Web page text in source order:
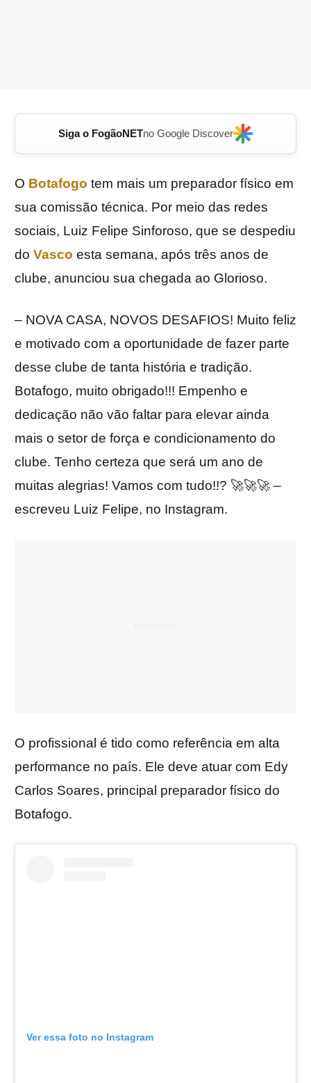
Siga o FogãoNETno Google Discover
O Botafogo tem mais um preparador físico em
sua comissão técnica. Por meio das redes
sociais, Luiz Felipe Sinforoso, que se despediu
do Vasco esta semana, após três anos de
clube, anunciou sua chegada ao Glorioso.
– NOVA CASA, NOVOS DESAFIOS! Muito feliz
e motivado com a oportunidade de fazer parte
desse clube de tanta história e tradição.
Botafogo, muito obrigado!!! Empenho e
dedicação não vão faltar para elevar ainda
mais o setor de força e condicionamento do
clube. Tenho certeza que será um ano de
muitas alegrias! Vamos com tudo!!? 🚀🚀🚀 –
escreveu Luiz Felipe, no Instagram.
O profissional é tido como referência em alta
performance no país. Ele deve atuar com Edy
Carlos Soares, principal preparador físico do
Botafogo.
Ver essa foto no Instagram